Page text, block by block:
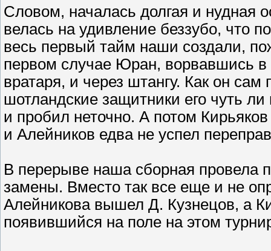
Словом, началась долгая и нудная
велась на удивление беззубо, что
весь первый тайм наши создали,
первом случае Юран, ворвавшись
вратаря, и через штангу. Как он
шотландские защитники его чуть
и пробил неточно. А потом
и Алейников едва не успел
В перерыве наша сборная провела
замены. Вместо так все еще и не
Алейникова вышел Д. Кузнецов, а
появившийся на поле на этом